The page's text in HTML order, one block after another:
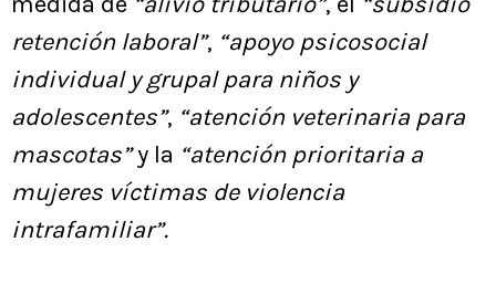
retención laboral”, “apoyo psicosocial
individual y grupal para niños y
adolescentes”, “atención veterinaria para
mascotas”y la “atención prioritaria a
mujeres víctimas de violencia
intrafamiliar”.